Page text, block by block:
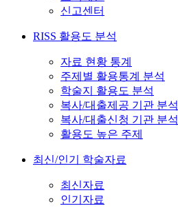
신고센터
RISS 활용도 분석
자료 현황 통계
주제별 활용통계 분석
학술지 활용도 분석
복사/대출제공 기관 분석
복사/대출신청 기관 분석
활용도 높은 주제
최신/인기 학술자료
최신자료
인기자료